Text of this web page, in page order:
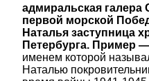
адмиральская галера
первой морской
Наталья заступница
Петербурга. Пример
именем которой
Наталью